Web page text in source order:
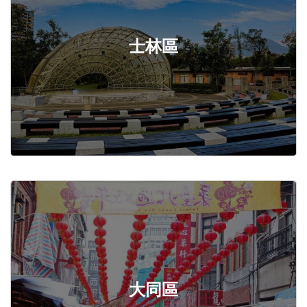
士林區
大同區